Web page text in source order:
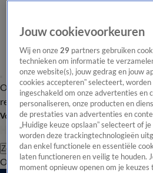
Overzicht Laatste nieuws Regionieuws
redactie
Volg Hart van Nederland
Zoeken
OverzichtRegioUitzendingenWeer
Jouw cookievoorkeuren
Wij en onze29 partners gebruiken
technieken om informatie te
onze website(s), jouw gedrag en jouw
cookies accepteren” selecteert,
ingeschakeld om onze advertenties en
personaliseren, onze producten en
de prestaties van advertenties en
„Huidige keuze opslaan” selecteert of
worden deze trackingtechnologieën
dan enkel functionele en essentiële
laten functioneren en veilig te houden.
moment opnieuw openen om je keuzes